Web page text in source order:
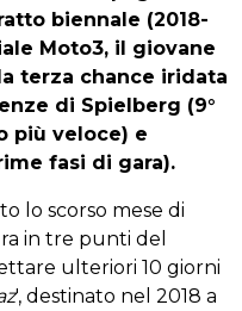
biennale (2018-
Moto3, il giovane
terza chance iridata
di Spielberg (9°
più veloce) e
fasi di gara).
lo scorso mese di
in tre punti del
ulteriori 10 giorni
', destinato nel 2018 a